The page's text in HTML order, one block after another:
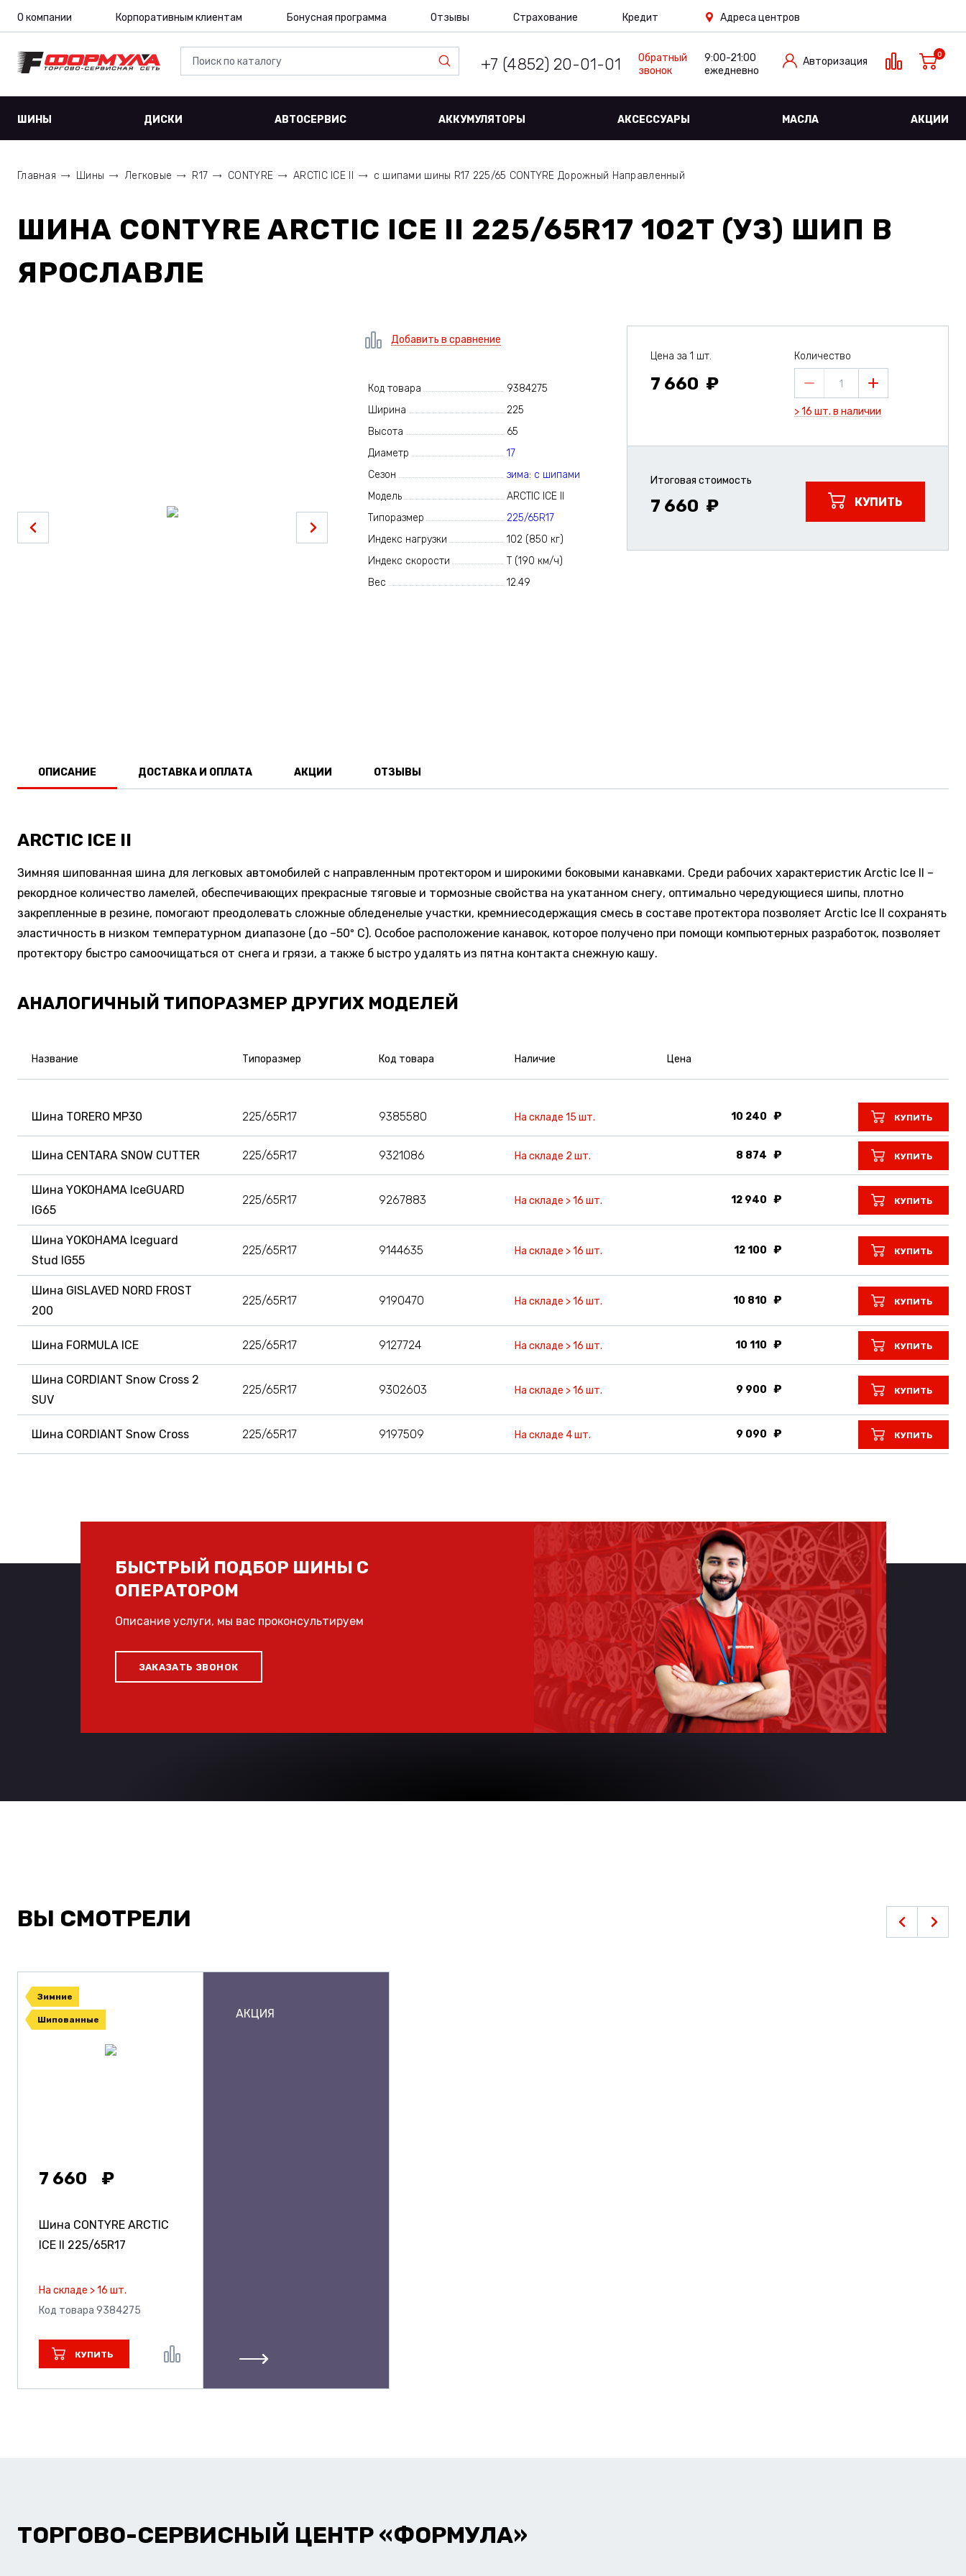
О компании Корпоративным клиентам Бонусная программа Отзывы Страхование Кредит Адреса центров
+7 (4852) 20-01-01
Обратный
звонок
9:00-21:00
ежедневно
Авторизация
0
ШИНЫ ДИСКИ АВТОСЕРВИС АККУМУЛЯТОРЫ АКСЕССУАРЫ МАСЛА АКЦИИ
Главная Шины Легковые R17 CONTYRE ARCTIC ICE II с шипами шины R17 225/65 CONTYRE Дорожный Направленный
ШИНА CONTYRE ARCTIC ICE II 225/65R17 102T (УЗ) ШИП В
ЯРОСЛАВЛЕ
Добавить в сравнение
Код товара
9384275
Ширина
225
Высота
65
Диаметр
17
Сезон
зима: с шипами
Модель
ARCTIC ICE II
Типоразмер
225/65R17
Индекс нагрузки
102 (850 кг)
Индекс скорости
T (190 км/ч)
Вес
12.49
Цена за 1 шт.
7 660
Количество
1
> 16 шт. в наличии
Итоговая стоимость
7 660 КУПИТЬ
ОПИСАНИЕ ДОСТАВКА И ОПЛАТА АКЦИИ ОТЗЫВЫ
ARCTIC ICE II
Зимняя шипованная шина для легковых автомобилей с направленным протектором и широкими боковыми канавками. Среди рабочих характеристик Arctic Ice II –
рекордное количество ламелей, обеспечивающих прекрасные тяговые и тормозные свойства на укатанном снегу, оптимально чередующиеся шипы, плотно
закрепленные в резине, помогают преодолевать сложные обледенелые участки, кремниесодержащия смесь в составе протектора позволяет Arctic Ice II сохранять
эластичность в низком температурном диапазоне (до –50º С). Особое расположение канавок, которое получено при помощи компьютерных разработок, позволяет
протектору быстро самоочищаться от снега и грязи, а также б ыстро удалять из пятна контакта снежную кашу.
АНАЛОГИЧНЫЙ ТИПОРАЗМЕР ДРУГИХ МОДЕЛЕЙ
Название Типоразмер Код товара Наличие Цена
Шина TORERO MP30 225/65R17 9385580 На складе 15 шт. 10 240 КУПИТЬ
Шина CENTARA SNOW CUTTER 225/65R17 9321086 На складе 2 шт. 8 874 КУПИТЬ
Шина YOKOHAMA IceGUARD
IG65
225/65R17 9267883 На складе > 16 шт. 12 940 КУПИТЬ
Шина YOKOHAMA Iceguard
Stud IG55
225/65R17 9144635 На складе > 16 шт. 12 100 КУПИТЬ
Шина GISLAVED NORD FROST
200
225/65R17 9190470 На складе > 16 шт. 10 810 КУПИТЬ
Шина FORMULA ICE 225/65R17 9127724 На складе > 16 шт. 10 110 КУПИТЬ
Шина CORDIANT Snow Cross 2
SUV
225/65R17 9302603 На складе > 16 шт. 9 900 КУПИТЬ
Шина CORDIANT Snow Cross 225/65R17 9197509 На складе 4 шт. 9 090 КУПИТЬ
БЫСТРЫЙ ПОДБОР ШИНЫ С
ОПЕРАТОРОМ
Описание услуги, мы вас проконсультируем
ЗАКАЗАТЬ ЗВОНОК
ВЫ СМОТРЕЛИ
Зимние
Шипованные
7 660
Шина CONTYRE ARCTIC
ICE II 225/65R17
На складе > 16 шт.
Код товара 9384275
КУПИТЬ
АКЦИЯ
ТОРГОВО-СЕРВИСНЫЙ ЦЕНТР «ФОРМУЛА»